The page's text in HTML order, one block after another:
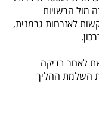
מול הרשויות
כיום מטפל המשרד בכ-3,000 בקשות לאזרחות גרמנית,
לאחר בדיקה
השלמת ההליך